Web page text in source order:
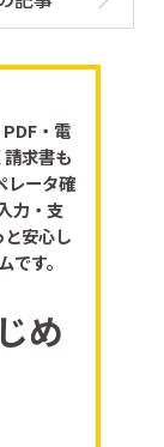
・電
求書も
レータ確
力・支
安心し
す。
め